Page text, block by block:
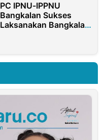
PC IPNU-IPPNU
Bangkalan Sukses
Laksanakan Bangkalan